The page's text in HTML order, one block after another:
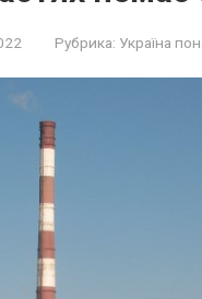
Рубрика: Україна